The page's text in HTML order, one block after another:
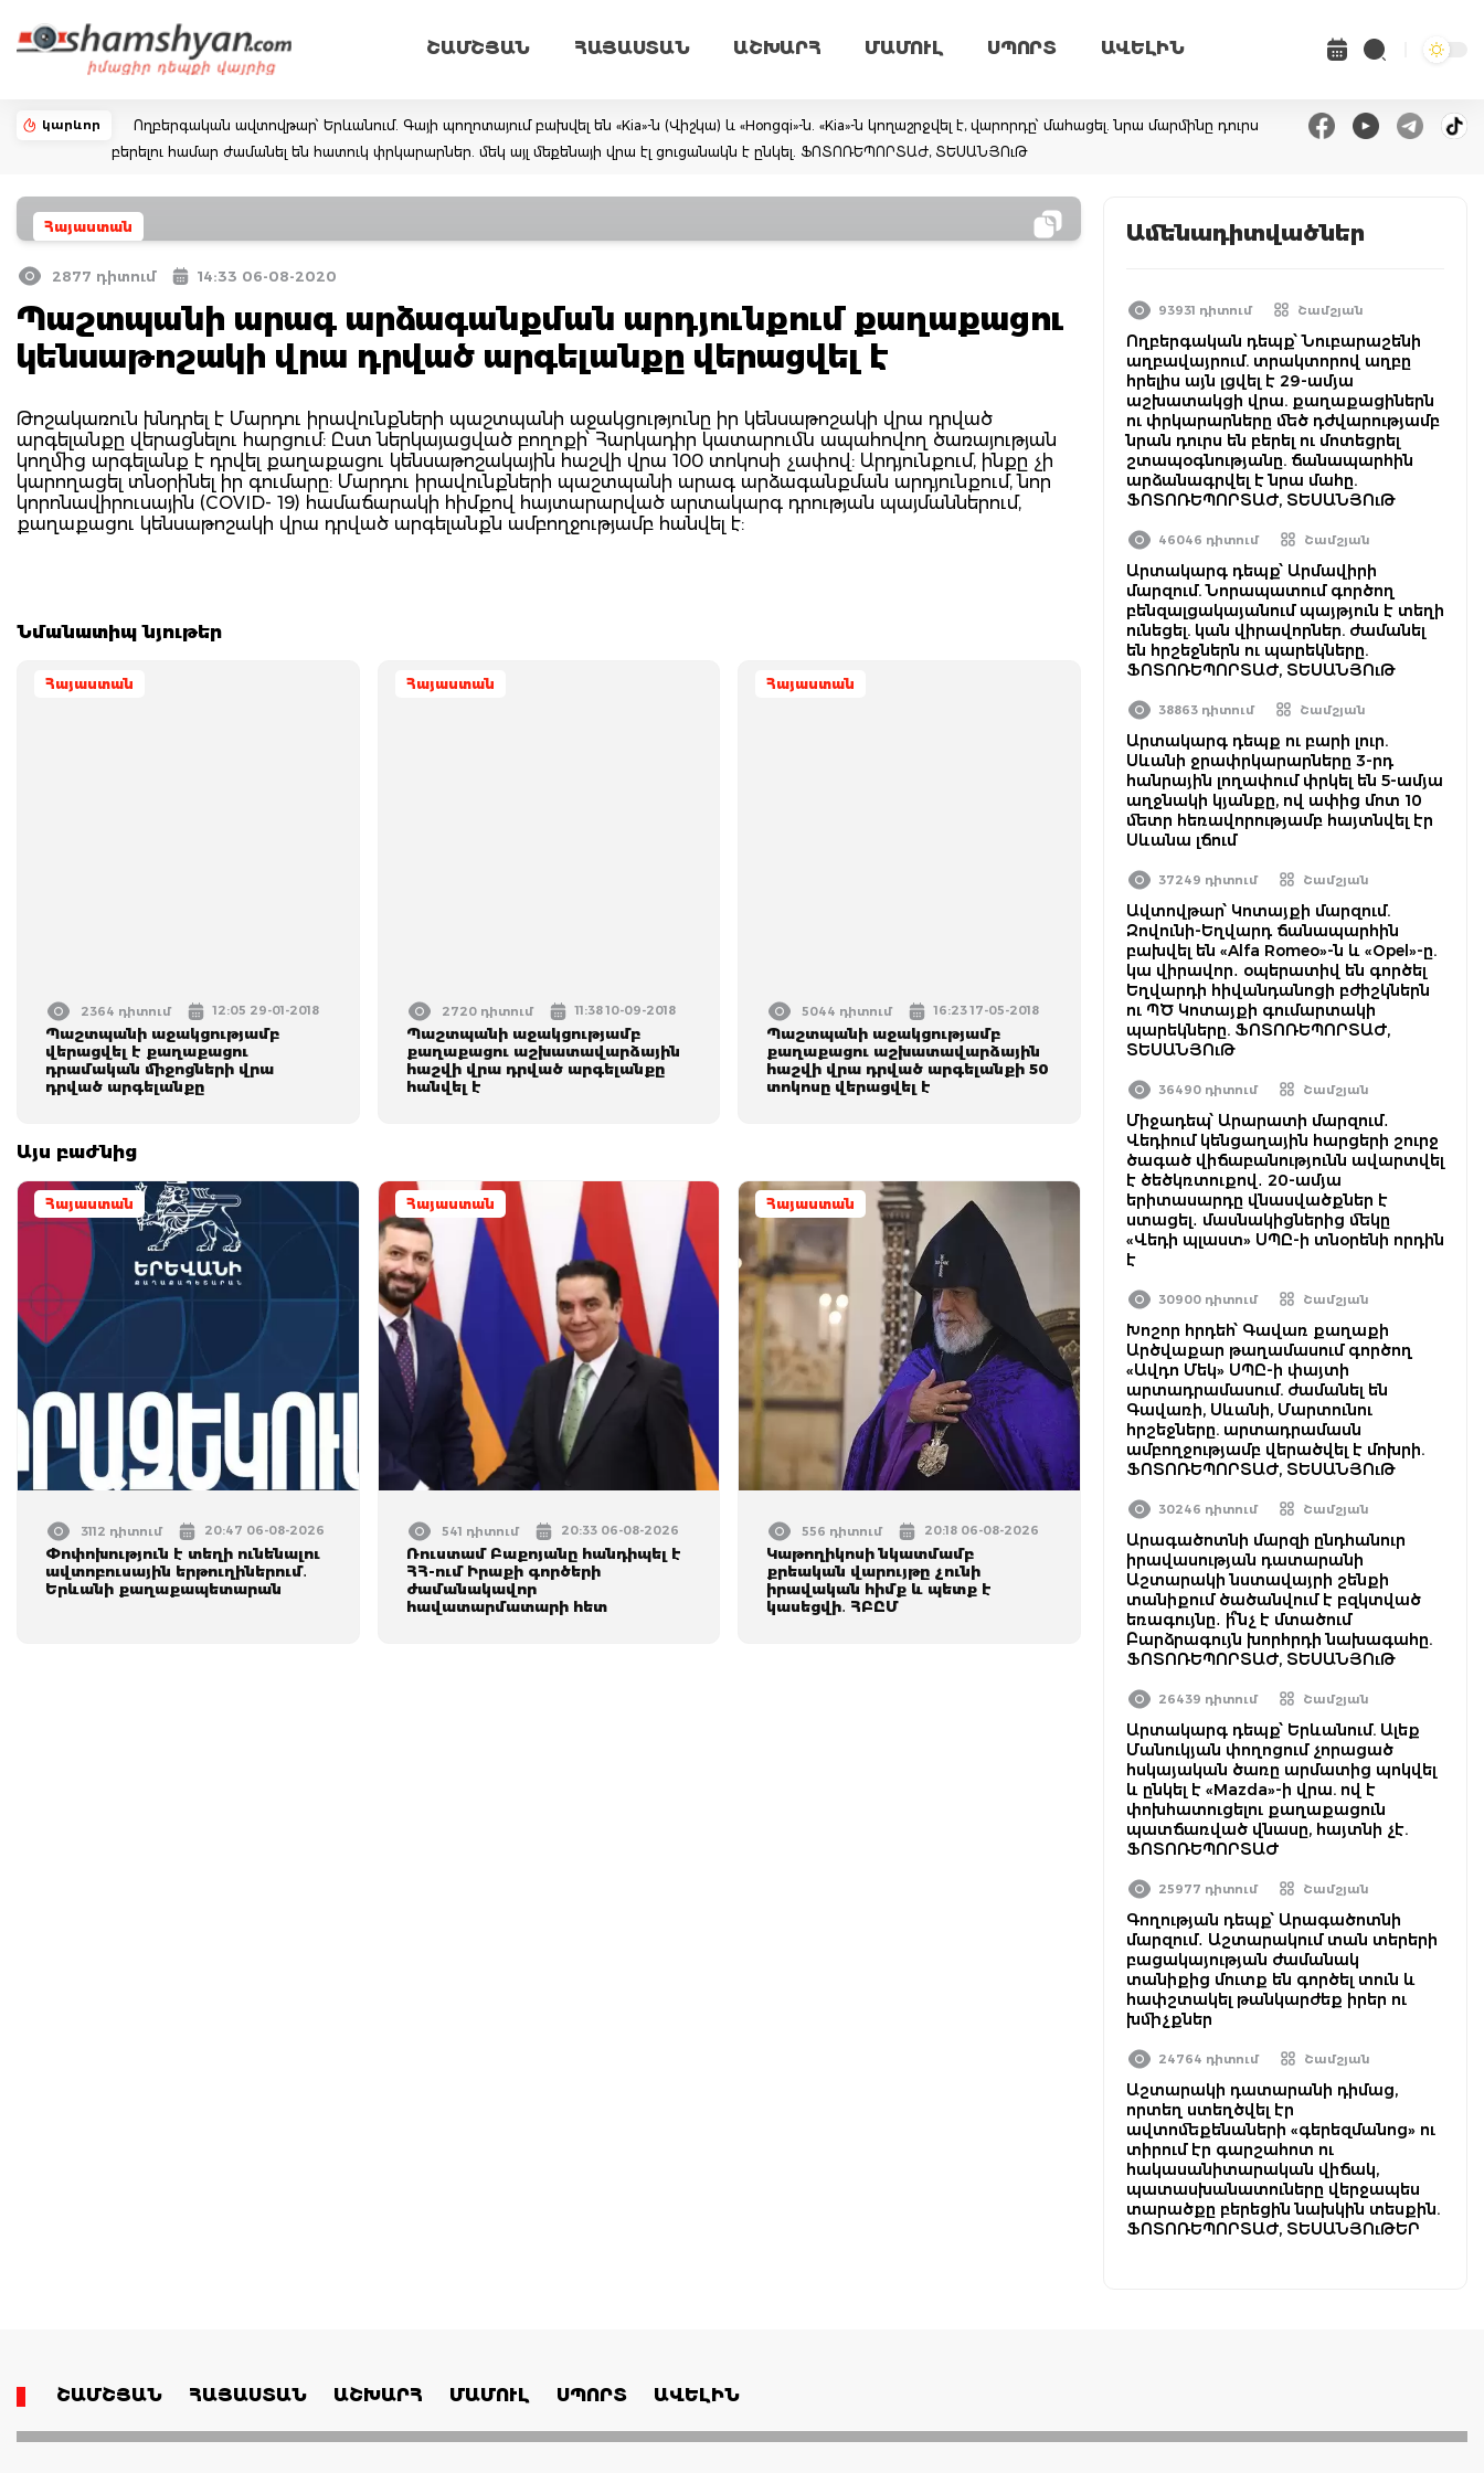
ՇԱՄՇՅԱՆ ՀԱՅԱՍՏԱՆ ԱՇԽԱՐՀ ՄԱՄՈՒԼ ՍՊՈՐՏ ԱՎԵԼԻՆ
կարևոր
Ողբերգական ավտովթար՝ Երևանում. Գայի պողոտայում բախվել են «Kia»-ն (Վիշկա) և «Hongqi»-ն. «Kia»-ն կողաշրջվել է, վարորդը՝ մահացել. նրա մարմինը դուրս
բերելու համար ժամանել են հատուկ փրկարարներ. մեկ այլ մեքենայի վրա էլ ցուցանակն է ընկել. ՖՈՏՈՌԵՊՈՐՏԱԺ, ՏԵՍԱՆՅՈւԹ
Հայաստան
2877 դիտում 14:33 06-08-2020
Պաշտպանի արագ արձագանքման արդյունքում քաղաքացու
կենսաթոշակի վրա դրված արգելանքը վերացվել է
Թոշակառուն խնդրել է Մարդու իրավունքների պաշտպանի աջակցությունը իր կենսաթոշակի վրա դրված
արգելանքը վերացնելու հարցում: Ըստ ներկայացված բողոքի՝ Հարկադիր կատարումն ապահովող ծառայության
կողմից արգելանք է դրվել քաղաքացու կենսաթոշակային հաշվի վրա 100 տոկոսի չափով: Արդյունքում, ինքը չի
կարողացել տնօրինել իր գումարը: Մարդու իրավունքների պաշտպանի արագ արձագանքման արդյունքում, նոր
կորոնավիրուսային (COVID- 19) համաճարակի հիմքով հայտարարված արտակարգ դրության պայմաններում,
քաղաքացու կենսաթոշակի վրա դրված արգելանքն ամբողջությամբ հանվել է:
Նմանատիպ նյութեր
Հայաստան
2364 դիտում 12:05 29-01-2018
Պաշտպանի աջակցությամբ
վերացվել է քաղաքացու
դրամական միջոցների վրա
դրված արգելանքը
Հայաստան
2720 դիտում 11:38 10-09-2018
Պաշտպանի աջակցությամբ
քաղաքացու աշխատավարձային
հաշվի վրա դրված արգելանքը
հանվել է
Հայաստան
5044 դիտում 16:23 17-05-2018
Պաշտպանի աջակցությամբ
քաղաքացու աշխատավարձային
հաշվի վրա դրված արգելանքի 50
տոկոսը վերացվել է
Այս բաժնից
Հայաստան
3112 դիտում 20:47 06-08-2026
Փոփոխություն է տեղի ունենալու
ավտոբուսային երթուղիներում․
Երևանի քաղաքապետարան
Հայաստան
541 դիտում 20:33 06-08-2026
Ռուստամ Բաքոյանը հանդիպել է
ՀՀ-ում Իրաքի գործերի
ժամանակավոր
հավատարմատարի հետ
Հայաստան
556 դիտում 20:18 06-08-2026
Կաթողիկոսի նկատմամբ
քրեական վարույթը չունի
իրավական հիմք և պետք է
կասեցվի․ ՀԲԸՄ
Ամենադիտվածներ
93931 դիտում Շամշյան
Ողբերգական դեպք՝ Նուբարաշենի
աղբավայրում. տրակտորով աղբը
հրելիս այն լցվել է 29-ամյա
աշխատակցի վրա. քաղաքացիներն
ու փրկարարները մեծ դժվարությամբ
նրան դուրս են բերել ու մոտեցրել
շտապօգնությանը. ճանապարհին
արձանագրվել է նրա մահը.
ՖՈՏՈՌԵՊՈՐՏԱԺ, ՏԵՍԱՆՅՈւԹ
46046 դիտում Շամշյան
Արտակարգ դեպք՝ Արմավիրի
մարզում. Նորապատում գործող
բենզալցակայանում պայթյուն է տեղի
ունեցել. կան վիրավորներ. ժամանել
են հրշեջներն ու պարեկները.
ՖՈՏՈՌԵՊՈՐՏԱԺ, ՏԵՍԱՆՅՈւԹ
38863 դիտում Շամշյան
Արտակարգ դեպք ու բարի լուր.
Սևանի ջրափրկարարները 3-րդ
հանրային լողափում փրկել են 5-ամյա
աղջնակի կյանքը, ով ափից մոտ 10
մետր հեռավորությամբ հայտնվել էր
Սևանա լճում
37249 դիտում Շամշյան
Ավտովթար՝ Կոտայքի մարզում.
Զովունի-Եղվարդ ճանապարհին
բախվել են «Alfa Romeo»-ն և «Opel»-ը.
կա վիրավոր․ օպերատիվ են գործել
Եղվարդի հիվանդանոցի բժիշկներն
ու ՊԾ Կոտայքի գումարտակի
պարեկները. ՖՈՏՈՌԵՊՈՐՏԱԺ,
ՏԵՍԱՆՅՈւԹ
36490 դիտում Շամշյան
Միջադեպ՝ Արարատի մարզում․
Վեդիում կենցաղային հարցերի շուրջ
ծագած վիճաբանությունն ավարտվել
է ծեծկռտուքով․ 20-ամյա
երիտասարդը վնասվածքներ է
ստացել․ մասնակիցներից մեկը
«Վեդի պլաստ» ՍՊԸ-ի տնօրենի որդին
է
30900 դիտում Շամշյան
Խոշոր հրդեհ՝ Գավառ քաղաքի
Արծվաքար թաղամասում գործող
«Ավդո Մեկ» ՍՊԸ-ի փայտի
արտադրամասում. ժամանել են
Գավառի, Սևանի, Մարտունու
հրշեջները. արտադրամասն
ամբողջությամբ վերածվել է մոխրի.
ՖՈՏՈՌԵՊՈՐՏԱԺ, ՏԵՍԱՆՅՈւԹ
30246 դիտում Շամշյան
Արագածոտնի մարզի ընդհանուր
իրավասության դատարանի
Աշտարակի նստավայրի շենքի
տանիքում ծածանվում է բզկտված
եռագույնը․ ի՞նչ է մտածում
Բարձրագույն խորհրդի նախագահը.
ՖՈՏՈՌԵՊՈՐՏԱԺ, ՏԵՍԱՆՅՈւԹ
26439 դիտում Շամշյան
Արտակարգ դեպք՝ Երևանում. Ալեք
Մանուկյան փողոցում չորացած
հսկայական ծառը արմատից պոկվել
և ընկել է «Mazda»-ի վրա. ով է
փոխհատուցելու քաղաքացուն
պատճառված վնասը, հայտնի չէ.
ՖՈՏՈՌԵՊՈՐՏԱԺ
25977 դիտում Շամշյան
Գողության դեպք՝ Արագածոտնի
մարզում․ Աշտարակում տան տերերի
բացակայության ժամանակ
տանիքից մուտք են գործել տուն և
հափշտակել թանկարժեք իրեր ու
խմիչքներ
24764 դիտում Շամշյան
Աշտարակի դատարանի դիմաց,
որտեղ ստեղծվել էր
ավտոմեքենաների «գերեզմանոց» ու
տիրում էր գարշահոտ ու
հակասանիտարական վիճակ,
պատասխանատուները վերջապես
տարածքը բերեցին նախկին տեսքին.
ՖՈՏՈՌԵՊՈՐՏԱԺ, ՏԵՍԱՆՅՈւԹԵՐ
ՇԱՄՇՅԱՆ ՀԱՅԱՍՏԱՆ ԱՇԽԱՐՀ ՄԱՄՈՒԼ ՍՊՈՐՏ ԱՎԵԼԻՆ